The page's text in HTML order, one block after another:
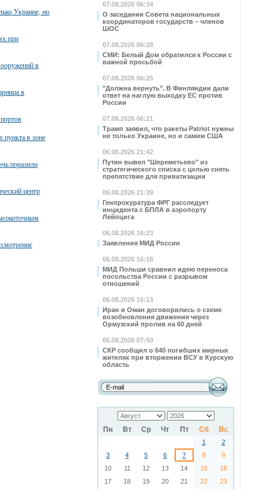
07.08.2026 06:34
О заседании Совета национальных
координаторов государств – членов
ШОС
07.08.2026 06:28
СМИ: Белый Дом обратился к России с
важной просьбой
07.08.2026 06:25
"Должна вернуть". В Финляндии дали
ответ на наглую выходку ЕС против
России
07.08.2026 06:21
Трамп заявил, что ракеты Patriot нужны
не только Украине, но и самим США
06.08.2026 21:42
Путин вывел "Шереметьево" из
стратегического списка с целью снять
препятствие для приватизации
06.08.2026 21:39
Генпрокуратура ФРГ расследует
инцидента с БПЛА в аэропорту
Лейпцига
06.08.2026 16:23
Заявления МИД России
06.08.2026 16:18
МИД Польши сравнил идею переноса
посольства России с разрывом
отношений
06.08.2026 16:13
Иран и Оман договорились о схеме
возобновления движения через
Ормузский пролив на 60 дней
06.08.2026 07:50
СКР сообщил о 640 погибших мирных
жителях при вторжении ВСУ в Курскую
область
Пн Вт Ср Чт Пт Сб Вс
1
2
3
4 5 6 7 8
9
10
11 12 13 14 15
16
17
18 19 20 21 22
23
Украине, но
при
в
в
пункта в зоне
поразили
центр